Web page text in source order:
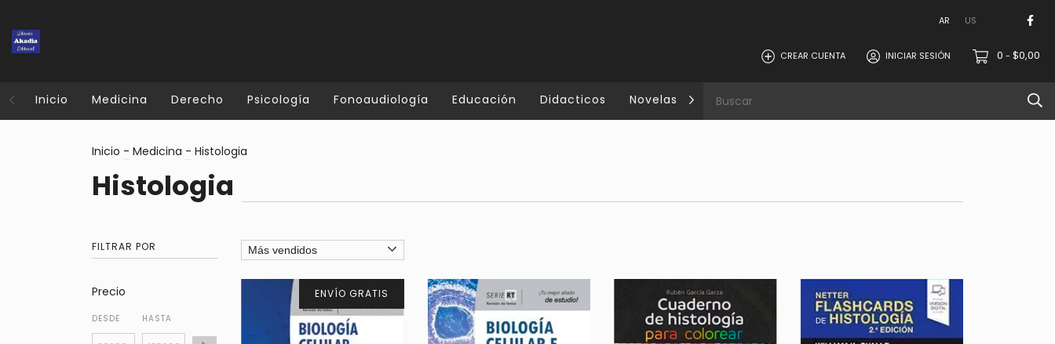
AR US
CREAR CUENTA INICIAR SESIÓN 0 - $0,00
Inicio Medicina Derecho Psicología Fonoaudiología Educación Didacticos Novelas Contacto
Inicio - Medicina - Histologia
Histologia
FILTRAR POR
Precio
DESDE HASTA
ENVÍO GRATIS